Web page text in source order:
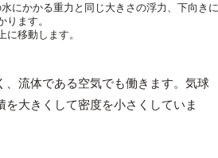
にかかる重力と同じ大きさの浮力、下向きに
ります。
移動します。
流体である空気でも働きます。気球
大きくして密度を小さくしていま